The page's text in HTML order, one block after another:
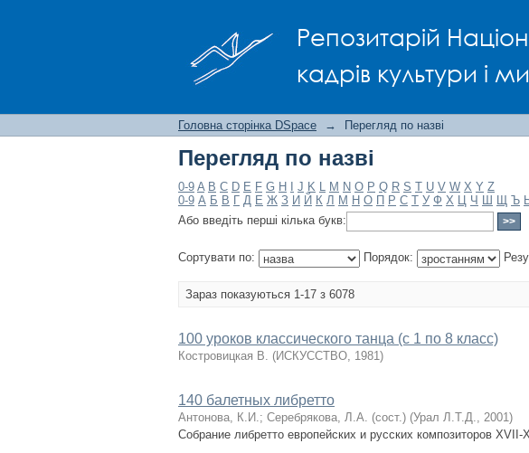
Репозитарій
кадрів культури і
Головна сторінка DSpace → Перегляд по назві
Перегляд по назві
0-9 A B C D E F G H J K L M N O P Q R S T U V W X Y Z
0-9 А Б В Г Д Е Ж З И Й К Л М Н О П Р С Т У Ф Х Ц Ч Ш Щ Ъ
Або введіть перші кілька букв:
Сортувати по: Порядок:
Зараз показуються 1-17 з 6078
100 уроков классического танца (с 1 по 8 класс)
Костровицкая В. (ИСКУССТВО, 1981)
140 балетных либретто
Антонова, К.И.; Серебрякова, Л.А. (сост.) (Урал Л.Т.Д., 2001)
Собрание либретто европейских и русских композиторов XVII-